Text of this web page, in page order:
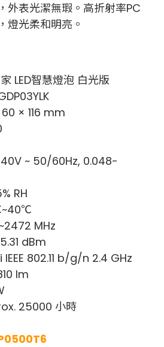
外表光潔無瑕。高折射率PC
燈光柔和明亮。
LED智慧燈泡 白光版
× 116 mm
~ 50/60Hz, 0.048-
RH
MHz
dBm
802.11 b/g/n 2.4 GHz
lm
25000 小時